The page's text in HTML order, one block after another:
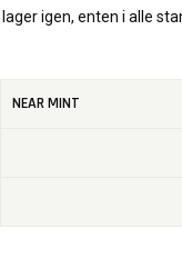
lager igen, enten i alle
NEAR MINT